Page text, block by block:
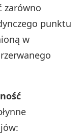
zarówno
punktu
w